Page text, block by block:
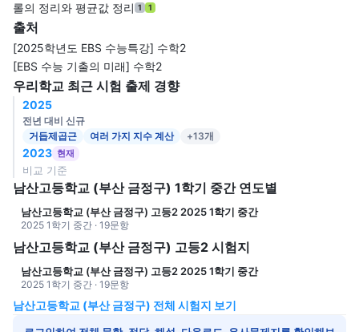
롤의 정리와 평균값 정리 1 1
출처
[2025학년도 EBS 수능특강] 수학2
[EBS 수능 기출의 미래] 수학2
우리학교 최근 시험 출제 경향
2025
전년 대비 신규
거듭제곱근
여러 가지 지수 계산 +13개
2023 현재
비교 기준
남산고등학교 (부산 금정구) 1학기 중간 연도별
남산고등학교 (부산 금정구) 고등2 2025 1학기 중간
2025 1학기 중간 · 19문항
남산고등학교 (부산 금정구) 고등2 시험지
남산고등학교 (부산 금정구) 고등2 2025 1학기 중간
2025 1학기 중간 · 19문항
남산고등학교 (부산 금정구) 전체 시험지 보기